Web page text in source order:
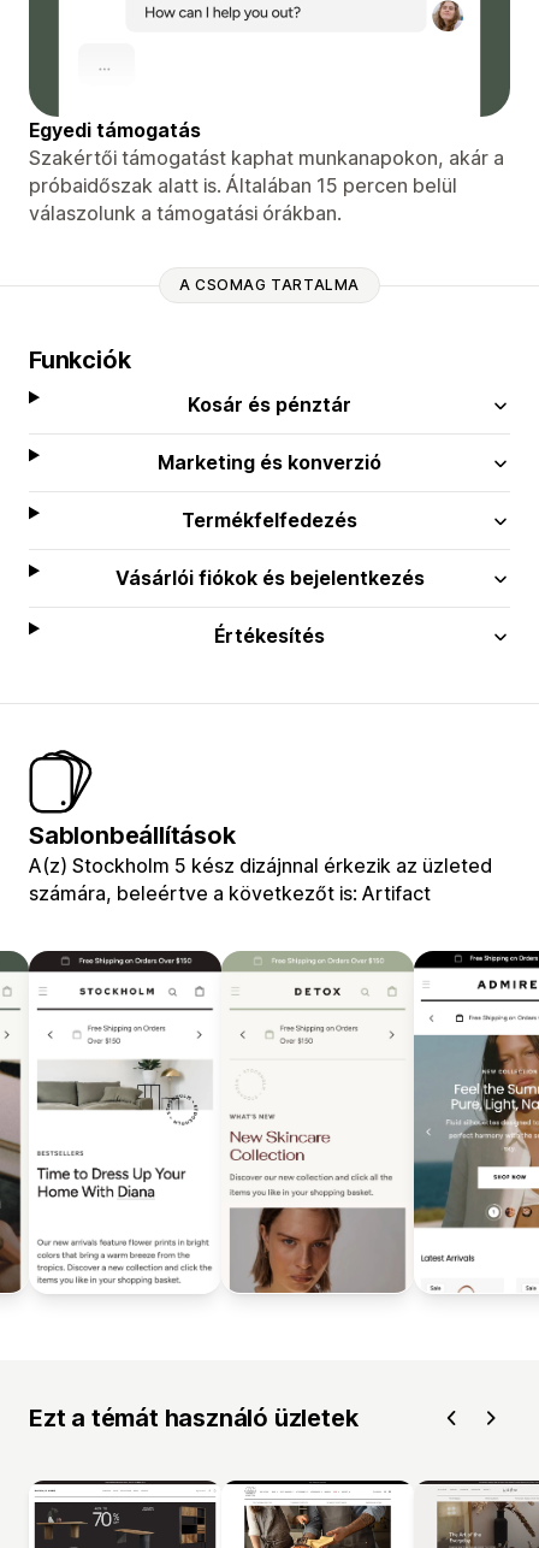
Egyedi támogatás
Szakértői támogatást kaphat munkanapokon, akár a
próbaidőszak alatt is. Általában 15 percen belül
válaszolunk a támogatási órákban.
A CSOMAG TARTALMA
Funkciók
Kosár és pénztár
Marketing és konverzió
Termékfelfedezés
Vásárlói fiókok és bejelentkezés
Értékesítés
Sablonbeállítások
A(z) Stockholm 5 kész dizájnnal érkezik az üzleted
számára, beleértve a következőt is: Artifact
Ezt a témát használó üzletek